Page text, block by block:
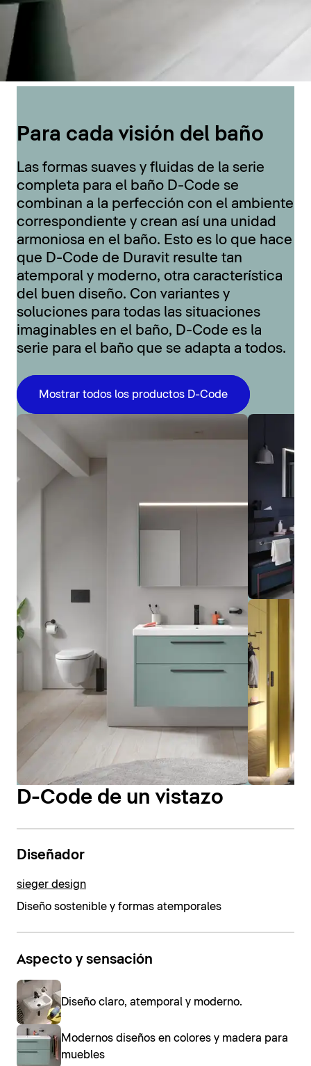
Para cada visión del baño
Las formas suaves y fluidas de la serie
completa para el baño D-Code se
combinan a la perfección con el ambiente
correspondiente y crean así una unidad
armoniosa en el baño. Esto es lo que hace
que D-Code de Duravit resulte tan
atemporal y moderno, otra característica
del buen diseño. Con variantes y
soluciones para todas las situaciones
imaginables en el baño, D-Code es la
serie para el baño que se adapta a todos.
Mostrar todos los productos D-Code
D-Code de un vistazo
Diseñador
sieger design
Diseño sostenible y formas atemporales
Aspecto y sensación
Diseño claro, atemporal y moderno.
Modernos diseños en colores y madera para
muebles